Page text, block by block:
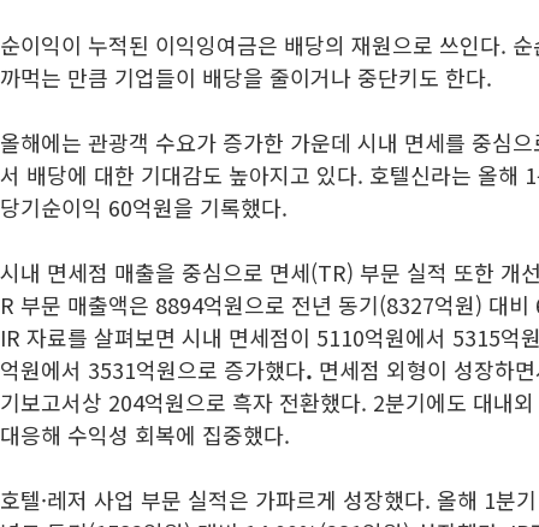
순이익이 누적된 이익잉여금은 배당의 재원으로 쓰인다.
까먹는 만큼 기업들이 배당을 줄이거나 중단키도 한다.
올해에는 관광객 수요가 증가한 가운데 시내 면세를 중심
서 배당에 대한 기대감도 높아지고 있다. 호텔신라는 올해
당기순이익 60억원을 기록했다.
시내 면세점 매출을 중심으로 면세(TR) 부문 실적 또한 개
R 부문 매출액은 8894억원으로 전년 동기(8327억원) 대
IR 자료를 살펴보면 시내 면세점이 5110억원에서 5315억
억원에서 3531억원으로 증가했다. 면세점 외형이 성장하
기보고서상 204억원으로 흑자 전환했다. 2분기에도 대내
대응해 수익성 회복에 집중했다.
호텔·레저 사업 부문 실적은 가파르게 성장했다. 올해 1분